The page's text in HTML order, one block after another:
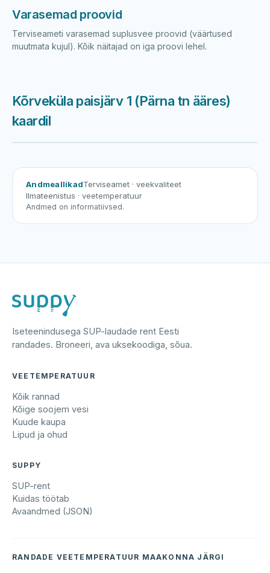
Varasemad proovid
Terviseameti varasemad suplusvee proovid (väärtused
muutmata kujul). Kõik näitajad on iga proovi lehel.
Kõrveküla paisjärv 1 (Pärna tn ääres)
kaardil
AndmeallikadTerviseamet · veekvaliteet
Ilmateenistus · veetemperatuur
Andmed on informatiivsed.
Iseteenindusega SUP-laudade rent Eesti
randades. Broneeri, ava uksekoodiga, sõua.
VEETEMPERATUUR
Kõik rannad
Kõige soojem vesi
Kuude kaupa
Lipud ja ohud
SUPPY
SUP-rent
Kuidas töötab
Avaandmed (JSON)
RANDADE VEETEMPERATUUR MAAKONNA JÄRGI